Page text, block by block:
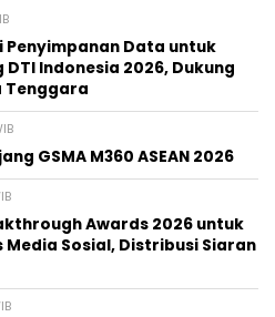
Penyimpanan Data untuk
Indonesia 2026, Dukung
Tenggara
GSMA M360 ASEAN 2026
Awards 2026 untuk
Sosial, Distribusi Siaran